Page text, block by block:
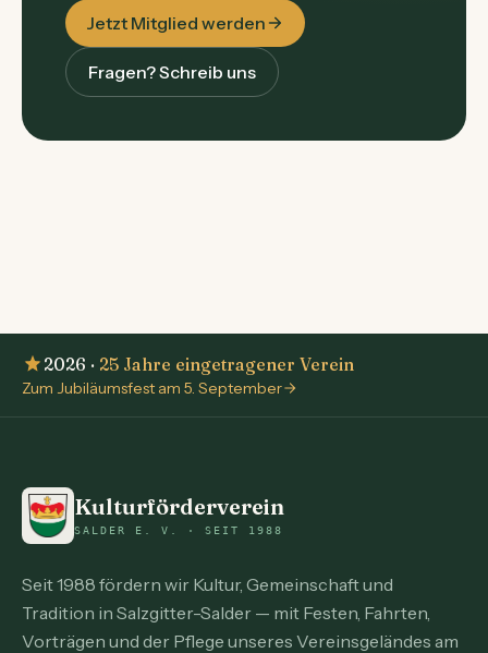
Jetzt Mitglied werden
Fragen? Schreib uns
2026 · 25 Jahre eingetragener Verein
Zum Jubiläumsfest am 5. September
Kulturförderverein
SALDER E. V. · SEIT 1988
Seit 1988 fördern wir Kultur, Gemeinschaft und
Tradition in Salzgitter-Salder — mit Festen, Fahrten,
Vorträgen und der Pflege unseres Vereinsgeländes am